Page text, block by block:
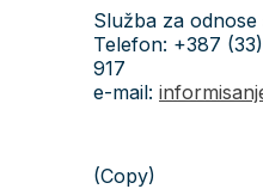
Služba za odnose
Telefon: +387
917
e-mail:
(Copy)